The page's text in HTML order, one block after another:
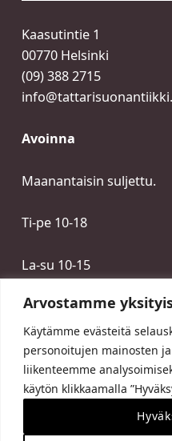
Arvostamme
Käytämme evästeitä
personoitujen mainosten
liikenteemme
käytön klikkaamalla
Kaasutintie 1
00770 Helsinki
(09) 388 2715
Avoinna
Maanantaisin suljettu.
Ti-pe 10-18
La-su 10-15